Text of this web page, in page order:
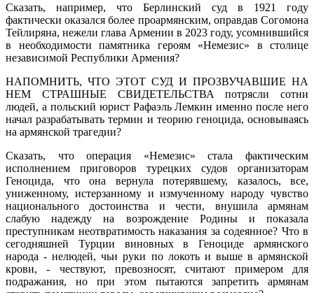
Сказать, например, что Берлинский суд в 1921 году
фактически оказался более проармянским, оправдав Согомона
Тейлиряна, нежели глава Армении в 2023 году, усомнившийся
в необходимости памятника героям «Немезис» в столице
независимой Республики Армения?
НАПОМНИТЬ, ЧТО ЭТОТ СУД И ПРОЗВУЧАВШИЕ НА
НЕМ СТРАШНЫЕ СВИДЕТЕЛЬСТВА потрясли сотни
людей, а польский юрист Рафаэль Лемкин именно после него
начал разрабатывать термин и теорию геноцида, основываясь
на армянской трагедии?
Сказать, что операция «Немезис» стала фактическим
исполнением приговоров турецких судов организаторам
Геноцида, что она вернула потерявшему, казалось, все,
униженному, истерзанному и измученному народу чувство
национального достоинства и чести, внушила армянам
слабую надежду на возрождение Родины и показала
преступникам неотвратимость наказания за содеянное? Что в
сегодняшней Турции виновных в Геноциде армянского
народа - нелюдей, чьи руки по локоть и выше в армянской
крови, - чествуют, превозносят, считают примером для
подражания, но при этом пытаются запретить армянам